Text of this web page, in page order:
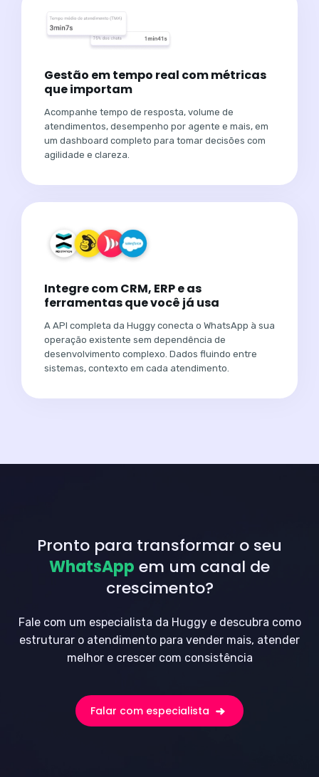
Gestão em tempo real com métricas
que importam
Acompanhe tempo de resposta, volume de
atendimentos, desempenho por agente e mais, em
um dashboard completo para tomar decisões com
agilidade e clareza.
Integre com CRM, ERP e as
ferramentas que você já usa
A API completa da Huggy conecta o WhatsApp à sua
operação existente sem dependência de
desenvolvimento complexo. Dados fluindo entre
sistemas, contexto em cada atendimento.
Pronto para transformar o seu
WhatsApp em um canal de
crescimento?
Fale com um especialista da Huggy e descubra como
estruturar o atendimento para vender mais, atender
melhor e crescer com consistência
Falar com especialista